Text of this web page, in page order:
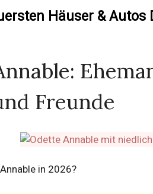
Häuser & Autos
Freunde
in 2026?